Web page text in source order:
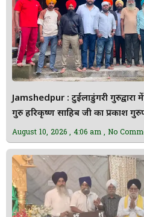
Jamshedpur : टुईलाडुंगरी गुरुद्वारा
गुरु हरिकृष्ण साहिब जी का प्रकाश
August 10, 2026 4:06 am No